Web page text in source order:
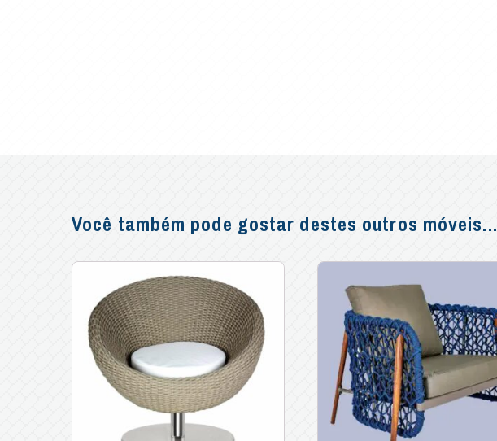
Você também pode gostar destes outros móveis...